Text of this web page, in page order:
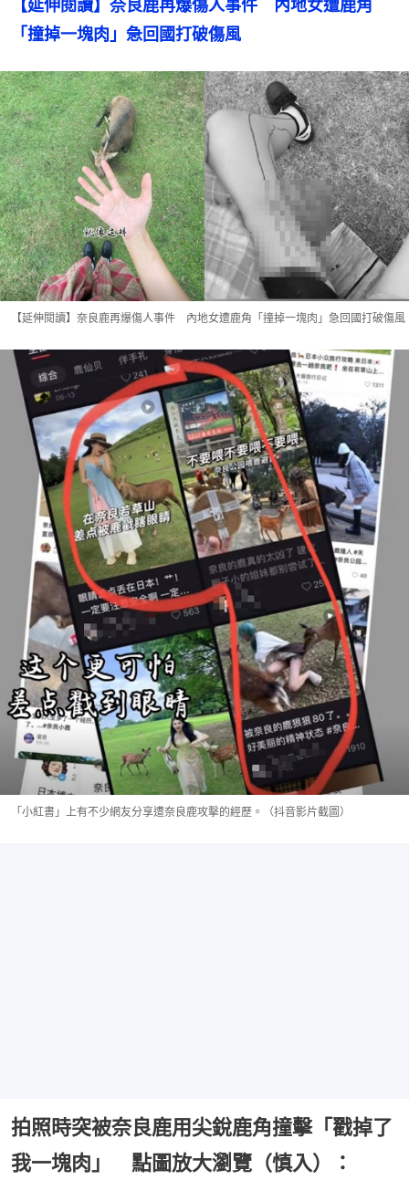
【延伸閱讀】奈良鹿再爆傷人事件　內地女遭鹿角
「撞掉一塊肉」急回國打破傷風
【延伸閱讀】奈良鹿再爆傷人事件 內地女遭鹿角「撞掉一塊肉」急回國打破傷風
「小紅書」上有不少網友分享遭奈良鹿攻擊的經歷。（抖音影片截圖）
拍照時突被奈良鹿用尖銳鹿角撞擊「戳掉了
我一塊肉」 點圖放大瀏覽（慎入）：